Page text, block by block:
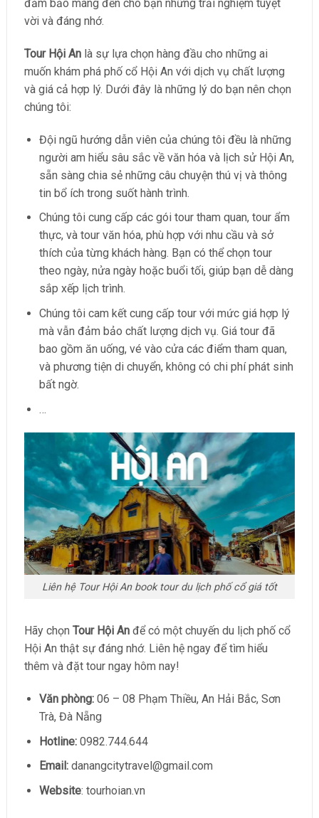
đảm bảo mang đến cho bạn những trải nghiệm tuyệt
vời và đáng nhớ.
Tour Hội Anlà sự lựa chọn hàng đầu cho những ai
muốn khám phá phố cổ Hội An với dịch vụ chất lượng
và giá cả hợp lý. Dưới đây là những lý do bạn nên chọn
chúng tôi:
Đội ngũ hướng dẫn viên của chúng tôi đều là những
người am hiểu sâu sắc về văn hóa và lịch sử Hội An,
sẵn sàng chia sẻ những câu chuyện thú vị và thông
tin bổ ích trong suốt hành trình.
Chúng tôi cung cấp các gói tour tham quan, tour ẩm
thực, và tour văn hóa, phù hợp với nhu cầu và sở
thích của từng khách hàng. Bạn có thể chọn tour
theo ngày, nửa ngày hoặc buổi tối, giúp bạn dễ dàng
sắp xếp lịch trình.
Chúng tôi cam kết cung cấp tour với mức giá hợp lý
mà vẫn đảm bảo chất lượng dịch vụ. Giá tour đã
bao gồm ăn uống, vé vào cửa các điểm tham quan,
và phương tiện di chuyển, không có chi phí phát sinh
bất ngờ.
…
Liên hệ Tour Hội An book tour du lịch phố cổ giá tốt
Hãy chọn Tour Hội Anđể có một chuyến du lịch phố cổ
Hội An thật sự đáng nhớ. Liên hệ ngay để tìm hiểu
thêm và đặt tour ngay hôm nay!
Văn phòng:06 – 08 Phạm Thiều, An Hải Bắc, Sơn
Trà, Đà Nẵng
Hotline:0982.744.644
Email:danangcitytravel@gmail.com
Website: tourhoian.vn